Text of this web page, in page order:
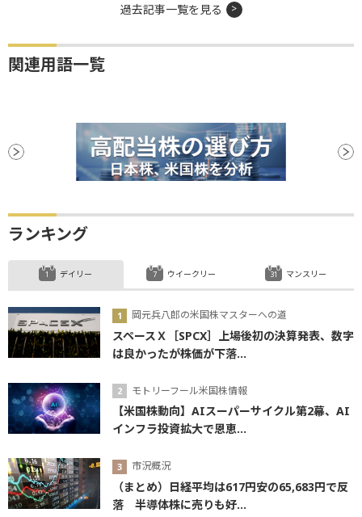
過去記事一覧を見る
関連用語一覧
ランキング
デイリー
岡元兵八郎の米国株マスターへの道
スペースＸ［SPCX］上場後初の決算発表、数字
は良かったが株価が下落...
モトリーフール米国株情報
【米国株動向】AIスーパーサイクル第2幕、AI
インフラ投資拡大で恩恵...
市況概況
（まとめ）日経平均は617円安の65,683円で反
落 半導体株に売りも好...
ウイークリー マンスリー